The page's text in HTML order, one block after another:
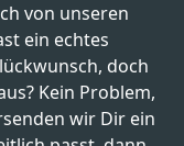
von unseren
ein echtes
doch
Kein Problem,
wir Dir ein